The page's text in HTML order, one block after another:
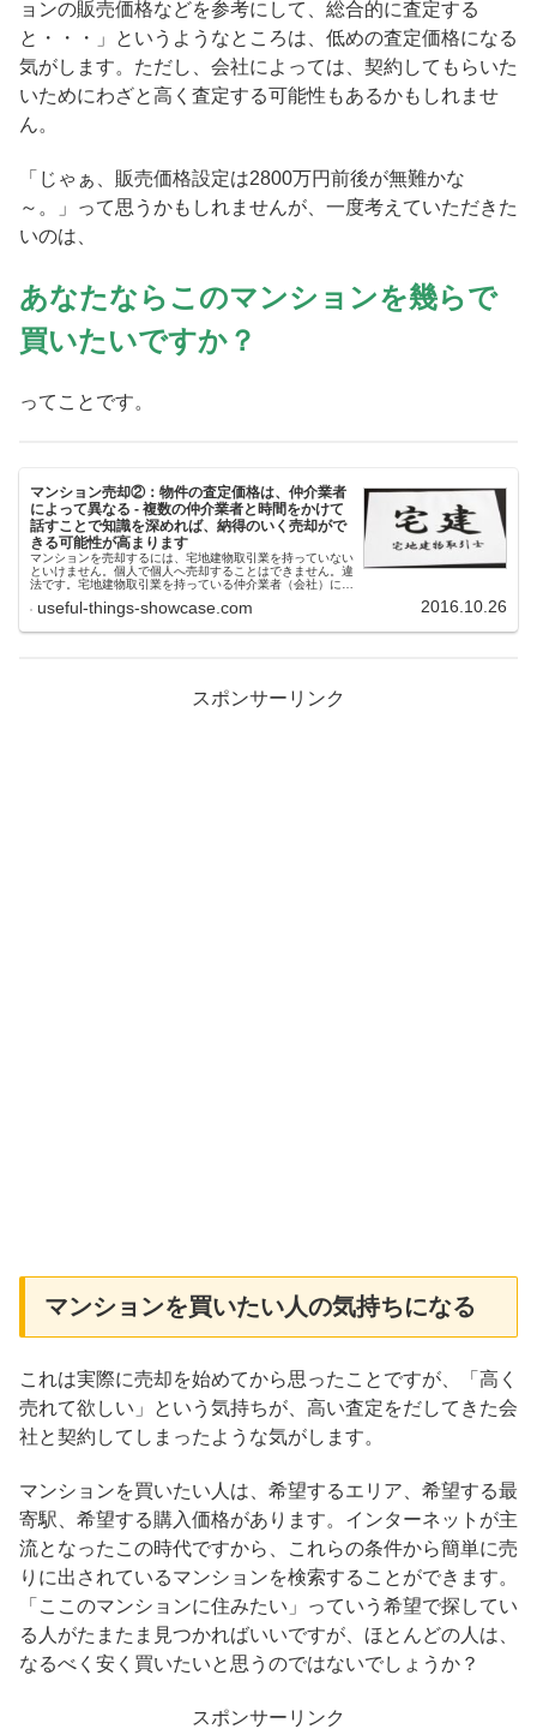
ョンの販売価格などを参考にして、総合的に査定する
と・・・」というようなところは、低めの査定価格になる
気がします。ただし、会社によっては、契約してもらいた
いためにわざと高く査定する可能性もあるかもしれませ
ん。
「じゃぁ、販売価格設定は2800万円前後が無難かな
～。」って思うかもしれませんが、一度考えていただきた
いのは、
あなたならこのマンションを幾らで
買いたいですか？
ってことです。
マンション売却②：物件の査定価格は、仲介業者
によって異なる - 複数の仲介業者と時間をかけて
話すことで知識を深めれば、納得のいく売却がで
きる可能性が高まります
マンションを売却するには、宅地建物取引業を持っていない
といけません。個人で個人へ売却することはできません。違
法です。宅地建物取引業を持っている仲介業者（会社）に依
いけません。法律上は、物...
useful-things-showcase.com 2016.10.26
スポンサーリンク
マンションを買いたい人の気持ちになる
これは実際に売却を始めてから思ったことですが、「高く
売れて欲しい」という気持ちが、高い査定をだしてきた会
社と契約してしまったような気がします。
マンションを買いたい人は、希望するエリア、希望する最
寄駅、希望する購入価格があります。インターネットが主
流となったこの時代ですから、これらの条件から簡単に売
りに出されているマンションを検索することができます。
「ここのマンションに住みたい」っていう希望で探してい
る人がたまたま見つかればいいですが、ほとんどの人は、
なるべく安く買いたいと思うのではないでしょうか？
スポンサーリンク